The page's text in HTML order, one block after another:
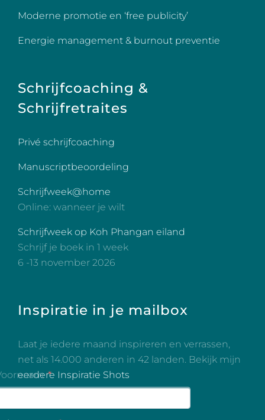
Moderne promotie en ‘free publicity’
Energie management & burnout preventie
Schrijfcoaching &
Schrijfretraites
Privé schrijfcoaching
Manuscriptbeoordeling
Schrijfweek@home
Online: wanneer je wilt
Schrijfweek op Koh Phangan eiland
Schrijf je boek in 1 week
6 -13 november 2026
Inspiratie in je mailbox
Laat je iedere maand inspireren en verrassen,
net als 14.000 anderen in 42 landen. Bekijk mijn
eerdere Inspiratie Shots